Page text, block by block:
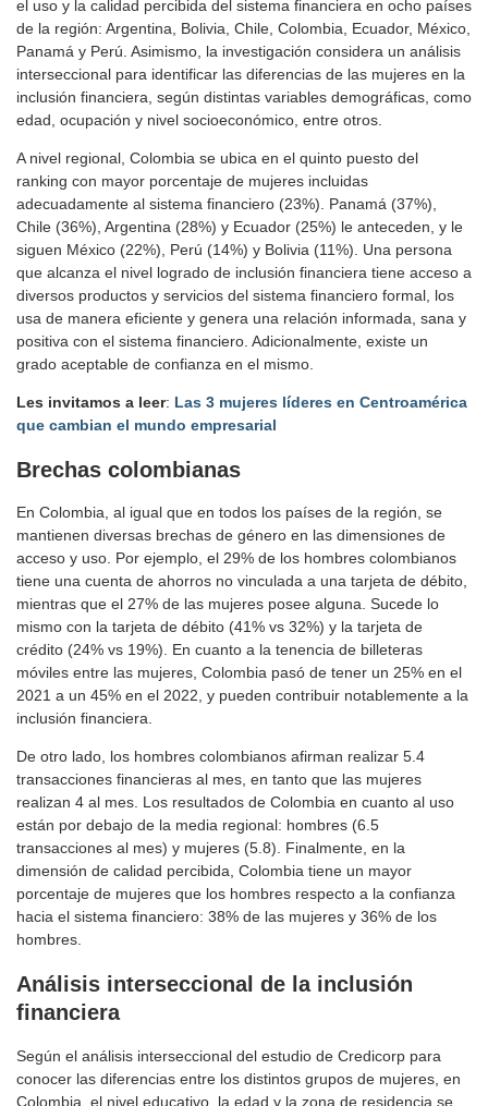
el uso y la calidad percibida del sistema financiera en ocho países
de la región: Argentina, Bolivia, Chile, Colombia, Ecuador, México,
Panamá y Perú. Asimismo, la investigación considera un análisis
interseccional para identificar las diferencias de las mujeres en la
inclusión financiera, según distintas variables demográficas, como
edad, ocupación y nivel socioeconómico, entre otros.
A nivel regional, Colombia se ubica en el quinto puesto del
ranking con mayor porcentaje de mujeres incluidas
adecuadamente al sistema financiero (23%). Panamá (37%),
Chile (36%), Argentina (28%) y Ecuador (25%) le anteceden, y le
siguen México (22%), Perú (14%) y Bolivia (11%). Una persona
que alcanza el nivel logrado de inclusión financiera tiene acceso a
diversos productos y servicios del sistema financiero formal, los
usa de manera eficiente y genera una relación informada, sana y
positiva con el sistema financiero. Adicionalmente, existe un
grado aceptable de confianza en el mismo.
Les invitamos a leer: Las 3 mujeres líderes en Centroamérica
que cambian el mundo empresarial
Brechas colombianas
En Colombia, al igual que en todos los países de la región, se
mantienen diversas brechas de género en las dimensiones de
acceso y uso. Por ejemplo, el 29% de los hombres colombianos
tiene una cuenta de ahorros no vinculada a una tarjeta de débito,
mientras que el 27% de las mujeres posee alguna. Sucede lo
mismo con la tarjeta de débito (41% vs 32%) y la tarjeta de
crédito (24% vs 19%). En cuanto a la tenencia de billeteras
móviles entre las mujeres, Colombia pasó de tener un 25% en el
2021 a un 45% en el 2022, y pueden contribuir notablemente a la
inclusión financiera.
De otro lado, los hombres colombianos afirman realizar 5.4
transacciones financieras al mes, en tanto que las mujeres
realizan 4 al mes. Los resultados de Colombia en cuanto al uso
están por debajo de la media regional: hombres (6.5
transacciones al mes) y mujeres (5.8). Finalmente, en la
dimensión de calidad percibida, Colombia tiene un mayor
porcentaje de mujeres que los hombres respecto a la confianza
hacia el sistema financiero: 38% de las mujeres y 36% de los
hombres.
Análisis interseccional de la inclusión
financiera
Según el análisis interseccional del estudio de Credicorp para
conocer las diferencias entre los distintos grupos de mujeres, en
Colombia, el nivel educativo, la edad y la zona de residencia se